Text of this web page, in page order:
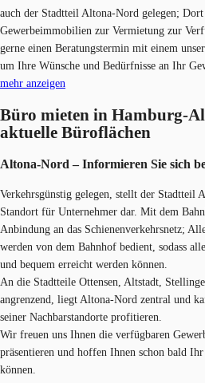
auch der Stadtteil Altona-Nord gelegen;
Gewerbeimmobilien zur Vermietung zur
gerne einen Beratungstermin mit einem
um Ihre Wünsche und Bedürfnisse an Ihr
mehr anzeigen
Büro mieten in Hamburg-
aktuelle Büroflächen
Altona-Nord – Informieren Sie sich​
Verkehrsgünstig gelegen, stellt der Stadtteil
Standort für Unternehmer dar. Mit dem
Anbindung an das Schienenverkehrsnetz;
werden von dem Bahnhof bedient, sodass
und bequem erreicht werden können.
An die Stadtteile Ottensen, Altstadt,
angrenzend, liegt Altona-Nord zentral und
seiner Nachbarstandorte profitieren.
Wir freuen uns Ihnen die verfügbaren
präsentieren und hoffen Ihnen schon bald
können. ​